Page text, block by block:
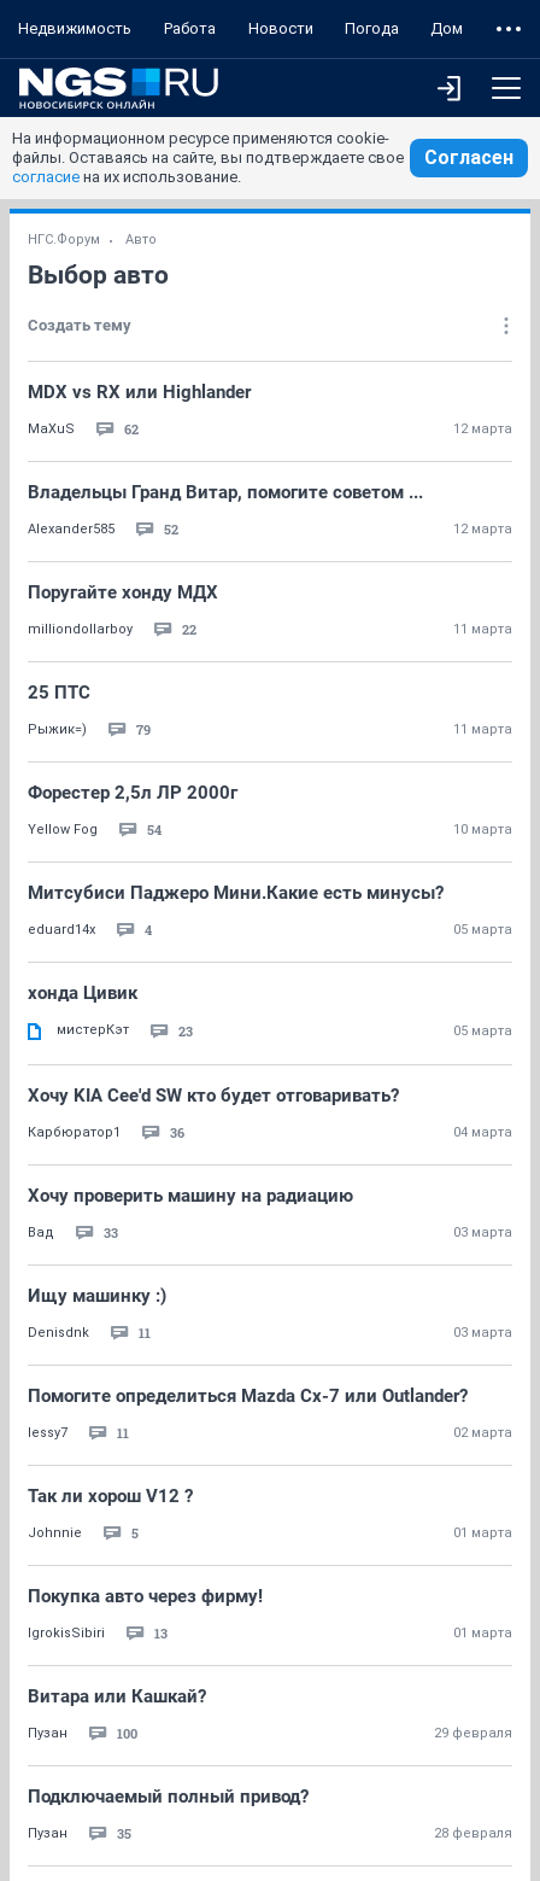
Недвижимость Работа Новости Погода Дом
На информационном ресурсе применяются cookie-
файлы. Оставаясь на сайте, вы подтверждаете свое
согласие на их использование.
Согласен
НГС.Форум Авто
Выбор авто
Создать тему
MDX vs RX или Highlander
MaXuS 62 12 марта
Владельцы Гранд Витар, помогите советом ...
Alexander585 52 12 марта
Поругайте хонду МДХ
milliondollarboy 22 11 марта
25 ПТС
Рыжик=) 79 11 марта
Форестер 2,5л ЛР 2000г
Yellow Fog 54 10 марта
Митсубиси Паджеро Мини.Какие есть минусы?
eduard14x 4 05 марта
хонда Цивик
мистерКэт 23 05 марта
Хочу KIA Cee'd SW кто будет отговаривать?
Карбюратор1 36 04 марта
Хочу проверить машину на радиацию
Вад 33 03 марта
Ищу машинку :)
Denisdnk 11 03 марта
Помогите определиться Mazda Cx-7 или Outlander?
lessy7 11 02 марта
Так ли хорош V12 ?
Johnnie 5 01 марта
Покупка авто через фирму!
IgrokisSibiri 13 01 марта
Витара или Кашкай?
Пузан 100 29 февраля
Подключаемый полный привод?
Пузан 35 28 февраля